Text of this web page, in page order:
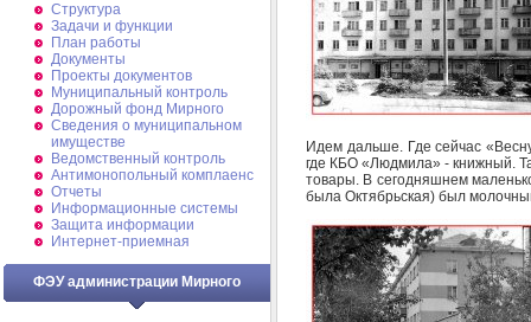
Структура
Задачи и функции
План работы
Документы
Проекты документов
Муниципальный контроль
Дорожный фонд Мирного
Cведения о муниципальном
имуществе
Ведомственный контроль
Антимонопольный комплаенс
Отчеты
Информационные системы
Защита информации
Интернет-приемная
ФЭУ администрации Мирного
Идем дальше. Где сейчас
где КБО «Людмила» - книжный.
товары. В сегодняшнем
была Октябрьская) был